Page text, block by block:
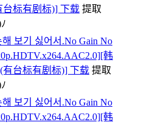
标有剧标)] 下载 提取
보기 싫어서.No Gain No
韩
台标有剧标)] 下载 提取
보기 싫어서.No Gain No
韩